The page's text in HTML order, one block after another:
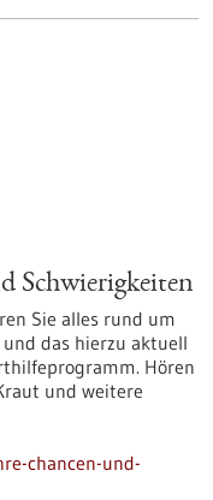
Schwierigkeiten
Sie alles rund um
das hierzu aktuell
Hören
und weitere
chancen-und-